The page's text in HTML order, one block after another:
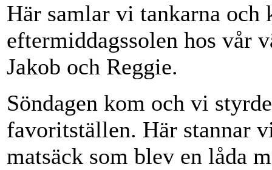
Här samlar vi tankarna och
eftermiddagssolen hos vår
Jakob och Reggie.
Söndagen kom och vi
favoritställen. Här stannar
matsäck som blev en låda